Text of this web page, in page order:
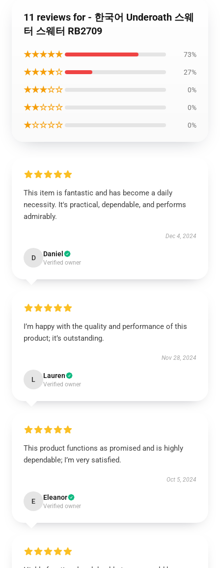
11 reviews for - 한국어 Underoath 스웨
터 스웨터 RB2709
★★★★★ 73%
★★★★☆ 27%
★★★☆☆ 0%
★★☆☆☆ 0%
★☆☆☆☆ 0%
This item is fantastic and has become a daily
necessity. It's practical, dependable, and performs
admirably.
Dec 4, 2024
D Daniel
Verified owner
I’m happy with the quality and performance of this
product; it’s outstanding.
Nov 28, 2024
L Lauren
Verified owner
This product functions as promised and is highly
dependable; I’m very satisfied.
Oct 5, 2024
E Eleanor
Verified owner